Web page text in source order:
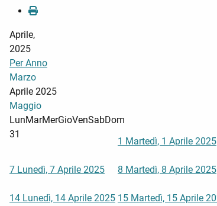
Aprile,
2025
Per Anno
Marzo
Aprile 2025
Maggio
LunMarMerGioVenSabDom
31
1 Martedì, 1 Aprile 2025
7 Lunedì, 7 Aprile 2025 8 Martedì, 8 Aprile 2025
14 Lunedì, 14 Aprile 2025 15 Martedì, 15 Aprile